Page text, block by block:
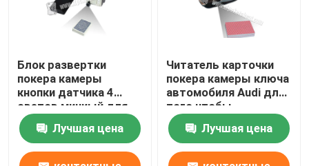
Блок развертки
покера камеры
кнопки датчика 4
светов миниый для
того чтобы
просмотреть коды
штриховой
маркировки играя
Лучшая цена
Читатель карточки
покера камеры ключа
автомобиля Audi для
того чтобы
просмотреть
стороны кода
штриховой
маркировки
Лучшая цена